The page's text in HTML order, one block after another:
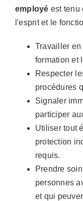
employé est tenu
l'esprit et le
Travailler en
formation et
Respecter
procédures
Signaler
participer
Utiliser tout
protection
requis.
Prendre
personnes
et qui